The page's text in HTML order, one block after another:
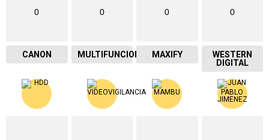
0
CANON
0
MULTIFUNCIONAL
0
MAXIFY
0
WESTERN
DIGITAL